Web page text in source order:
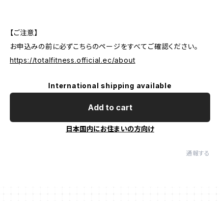
【ご注意】
お申込みの前に必ずこちらのページをすべてご確認ください。
https://totalfitness.official.ec/about
International shipping available
Add to cart
日本国内にお住まいの方向け
通報する